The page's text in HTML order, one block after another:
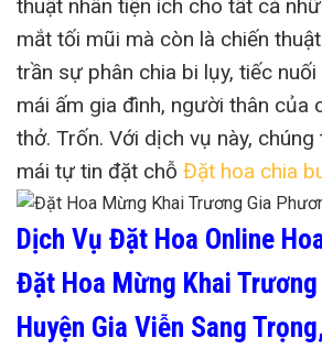
thuật nhân tiện ích cho tất cả
mắt tối mũi mà còn là chiến
trần sự phân chia bi lụy, tiếc
mái ấm gia đình, người thân của
thở. Trốn. Với dịch vụ này,
mái tự tin đặt chỗ Đặt hoa chia
Dịch Vụ Đặt Hoa Online
Đặt Hoa Mừng Khai
Huyện Gia Viễn Sang